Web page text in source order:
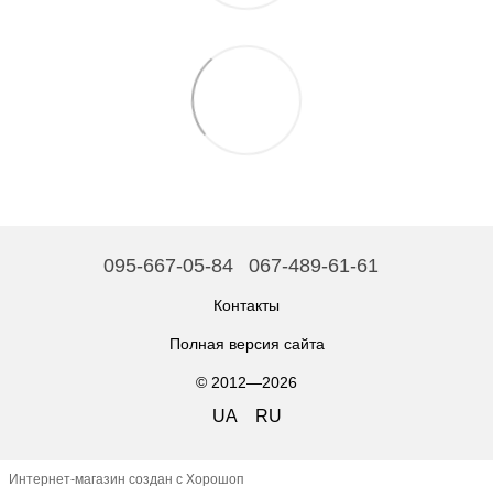
095-667-05-84 067-489-61-61
Контакты
Полная версия сайта
© 2012—2026
UA RU
Интернет-магазин создан с Хорошоп